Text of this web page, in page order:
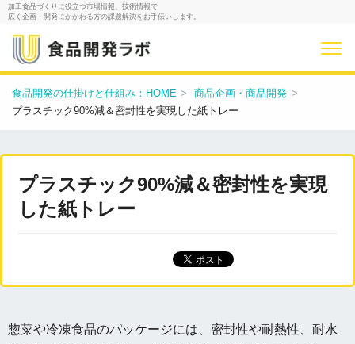
加工食品づくりに役立つ市場情報、技術情報で
広く企画・開発にかかわる方の課題解決をお手伝いします。
食品開発の仕掛けと仕組み：HOME
商品企画・商品開発
プラスチック90%減＆密封性を実現した紙トレー
プラスチック90%減＆密封性を実現
した紙トレー
惣菜や冷凍食品のパッケージには、密封性や耐熱性、耐水